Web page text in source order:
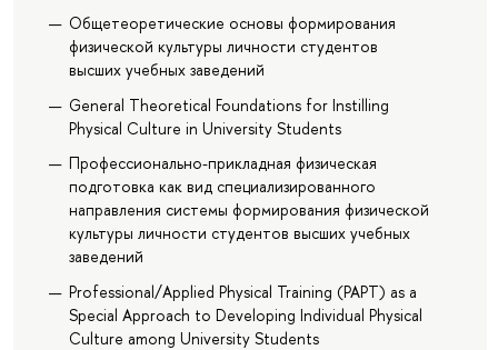
Общетеоретические основы формирования
физической культуры личности студентов
высших учебных заведений
General Theoretical Foundations for Instilling
Physical Culture in University Students
Профессионально-прикладная физическая
подготовка как вид специализированного
направления системы формирования физической
культуры личности студентов высших учебных
заведений
Professional/Applied Physical Training (PAPT) as a
Special Approach to Developing Individual Physical
Culture among University Students